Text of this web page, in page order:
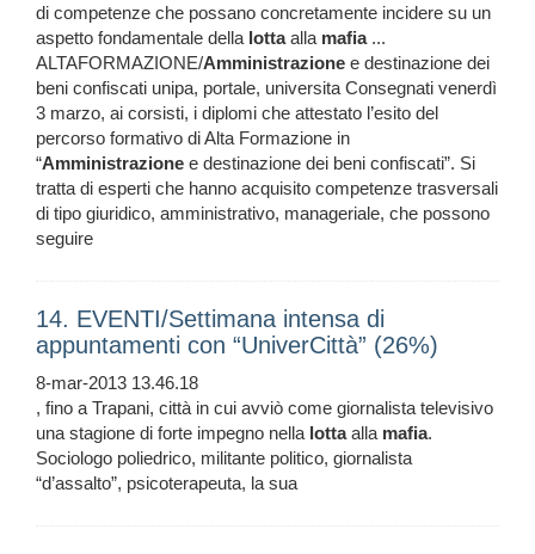
di competenze che possano concretamente incidere su un
aspetto fondamentale della lottaalla mafia...
ALTAFORMAZIONE/Amministrazione e destinazione dei
beni confiscati unipa, portale, universita Consegnati venerdì
3 marzo, ai corsisti, i diplomi che attestato l’esito del
percorso formativo di Alta Formazione in
“Amministrazione e destinazione dei beni confiscati”. Si
tratta di esperti che hanno acquisito competenze trasversali
di tipo giuridico, amministrativo, manageriale, che possono
seguire
14. EVENTI/Settimana intensa di
appuntamenti con “UniverCittà” (26%)
8-mar-2013 13.46.18
, fino a Trapani, città in cui avviò come giornalista televisivo
una stagione di forte impegno nella lottaalla mafia.
Sociologo poliedrico, militante politico, giornalista
“d’assalto”, psicoterapeuta, la sua